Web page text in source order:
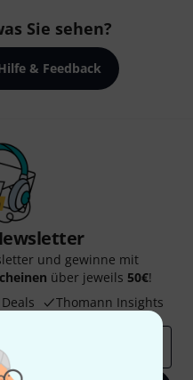
Sie sehen?
& Feedback
und gewinne mit
über jeweils 50€!
Deals Thomann Insights